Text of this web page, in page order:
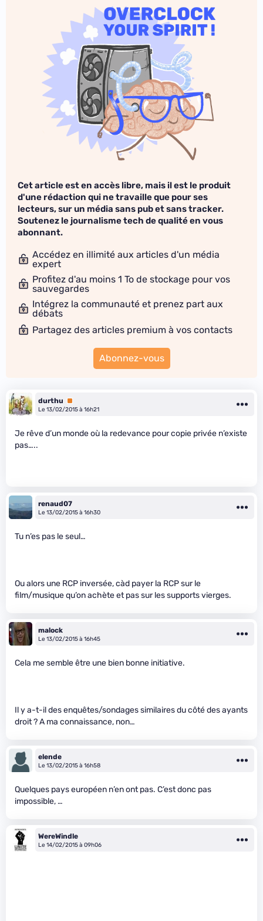
Cet article est en accès libre, mais il est le produit
d'une rédaction qui ne travaille que pour ses
lecteurs, sur un média sans pub et sans tracker.
Soutenez le journalisme tech de qualité en vous
abonnant.
Accédez en illimité aux articles d'un média
expert
Profitez d'au moins 1 To de stockage pour vos
sauvegardes
Intégrez la communauté et prenez part aux
débats
Partagez des articles premium à vos contacts
Abonnez-vous
durthu
Premium
Le 13/02/2015 à 16h21
Je rêve d’un monde où la redevance pour copie privée n’existe
pas…..
renaud07
Le 13/02/2015 à 16h30
Tu n’es pas le seul…
Ou alors une RCP inversée, càd payer la RCP sur le
film/musique qu’on achète et pas sur les supports vierges.
malock
Le 13/02/2015 à 16h45
Cela me semble être une bien bonne initiative.
Il y a-t-il des enquêtes/sondages similaires du côté des ayants
droit ? A ma connaissance, non…
elende
Le 13/02/2015 à 16h58
Quelques pays européen n’en ont pas. C’est donc pas
impossible, …
WereWindle
Le 14/02/2015 à 09h06